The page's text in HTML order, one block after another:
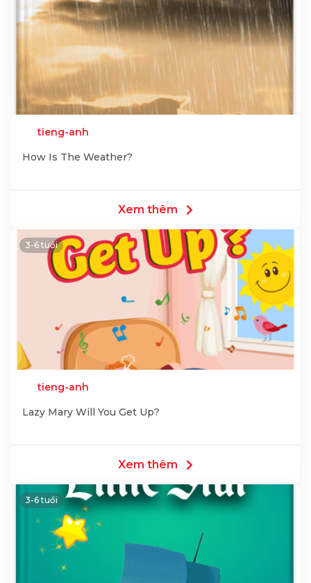
tieng-anh
How Is The Weather?
Xem thêm
3-6 tuổi
tieng-anh
Lazy Mary Will You Get Up?
Xem thêm
3-6 tuổi